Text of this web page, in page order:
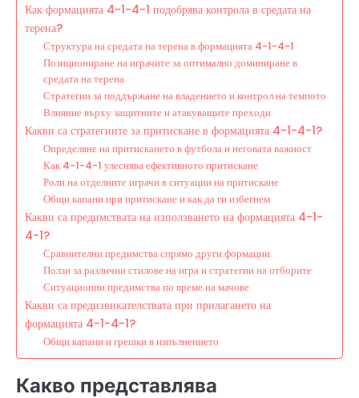
Как формацията 4-1-4-1 подобрява контрола в средата на
терена?
Структура на средата на терена в формацията 4-1-4-1
Позициониране на играчите за оптимално доминиране в
средата на терена
Стратегии за поддържане на владението и контрол на темпото
Влияние върху защитните и атакуващите преходи
Какви са стратегиите за притискане в формацията 4-1-4-1?
Определяне на притискането в футбола и неговата важност
Как 4-1-4-1 улеснява ефективното притискане
Роли на отделните играчи в ситуации на притискане
Общи капани при притискане и как да ги избегнем
Какви са предимствата на използването на формацията 4-1-
4-1?
Сравнителни предимства спрямо други формации
Ползи за различни стилове на игра и стратегии на отборите
Ситуационни предимства по време на мачове
Какви са предизвикателствата при прилагането на
формацията 4-1-4-1?
Общи капани и грешки в изпълнението
Какво представлява